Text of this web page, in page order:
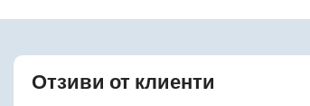
Отзиви от клиенти